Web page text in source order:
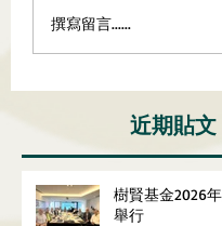
撰寫留言......
近期貼文
樹賢基金2026
舉行